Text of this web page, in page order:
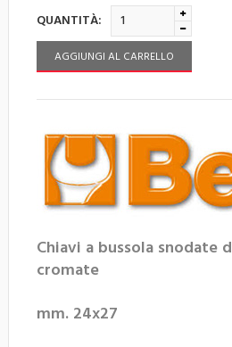
QUANTITÀ:
AGGIUNGI AL CARRELLO
Chiavi a bussola snodate
cromate
mm. 24x27